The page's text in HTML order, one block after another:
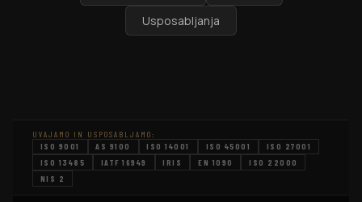
Usposabljanja
UVAJAMO IN USPOSABLJAMO:
ISO 9001
AS 9100 ISO 14001 ISO 45001
ISO 27001
ISO 13485
IATF 16949 IRIS EN 1090
ISO 22000
NIS 2